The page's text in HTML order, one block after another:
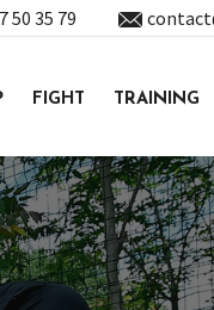
50 35 79
FIGHT TRAINING